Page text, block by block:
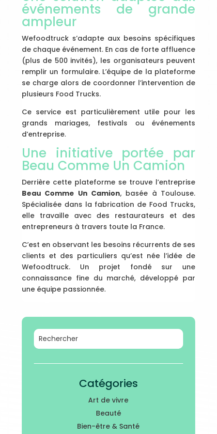
événements de grande
ampleur
Wefoodtruck s’adapte aux besoins spécifiques
de chaque événement. En cas de forte affluence
(plus de 500 invités), les organisateurs peuvent
remplir un formulaire. L’équipe de la plateforme
se charge alors de coordonner l’intervention de
plusieurs Food Trucks.
Ce service est particulièrement utile pour les
grands mariages, festivals ou événements
d’entreprise.
Une initiative portée par
Beau Comme Un Camion
Derrière cette plateforme se trouve l’entreprise
Beau Comme Un Camion, basée à Toulouse.
Spécialisée dans la fabrication de Food Trucks,
elle travaille avec des restaurateurs et des
entrepreneurs à travers toute la France.
C’est en observant les besoins récurrents de ses
clients et des particuliers qu’est née l’idée de
Wefoodtruck. Un projet fondé sur une
connaissance fine du marché, développé par
une équipe passionnée.
Catégories
Art de vivre
Beauté
Bien-être & Santé